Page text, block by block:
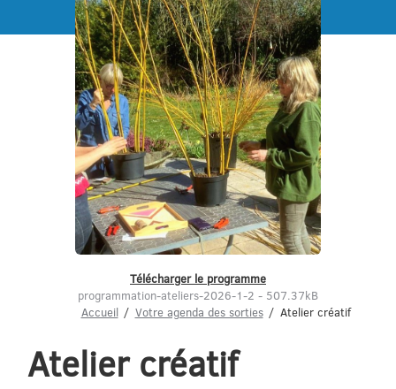
Menu
Télécharger le programme
programmation-ateliers-2026-1-2 - 507.37kB
Accueil
Votre agenda des sorties Atelier créatif
Atelier créatif